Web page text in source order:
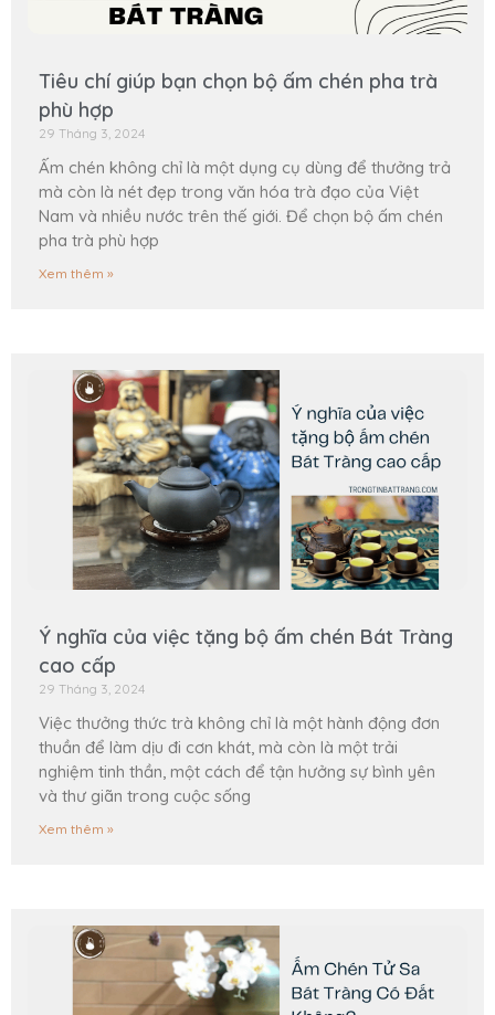
Tiêu chí giúp bạn chọn bộ ấm chén pha trà
phù hợp
29 Tháng 3, 2024
Ấm chén không chỉ là một dụng cụ dùng để thưởng trả
mà còn là nét đẹp trong văn hóa trà đạo của Việt
Nam và nhiều nước trên thế giới. Để chọn bộ ấm chén
pha trà phù hợp
Xem thêm »
Ý nghĩa của việc tặng bộ ấm chén Bát Tràng
cao cấp
29 Tháng 3, 2024
Việc thưởng thức trà không chỉ là một hành động đơn
thuần để làm dịu đi cơn khát, mà còn là một trải
nghiệm tinh thần, một cách để tận hưởng sự bình yên
và thư giãn trong cuộc sống
Xem thêm »